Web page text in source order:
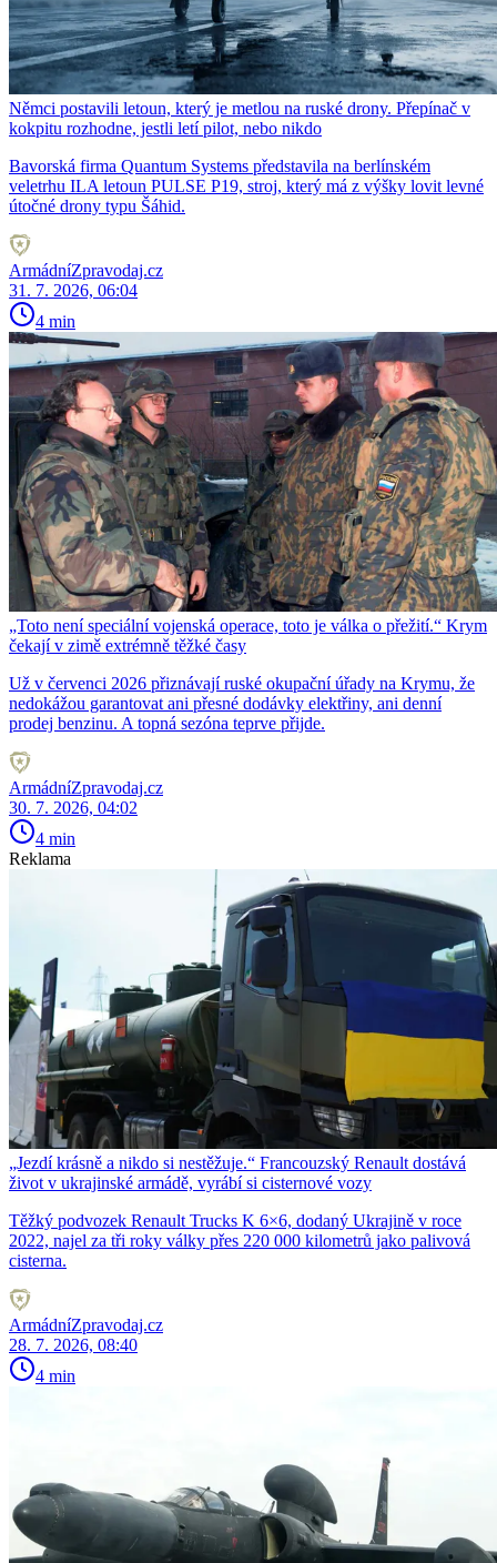
Němci postavili letoun, který je metlou na ruské drony. Přepínač v
kokpitu rozhodne, jestli letí pilot, nebo nikdo
Bavorská firma Quantum Systems představila na berlínském
veletrhu ILA letoun PULSE P19, stroj, který má z výšky lovit levné
útočné drony typu Šáhid.
ArmádníZpravodaj.cz
31. 7. 2026, 06:04
4 min
„Toto není speciální vojenská operace, toto je válka o přežití.“ Krym
čekají v zimě extrémně těžké časy
Už v červenci 2026 přiznávají ruské okupační úřady na Krymu, že
nedokážou garantovat ani přesné dodávky elektřiny, ani denní
prodej benzinu. A topná sezóna teprve přijde.
ArmádníZpravodaj.cz
30. 7. 2026, 04:02
4 min
Reklama
„Jezdí krásně a nikdo si nestěžuje.“ Francouzský Renault dostává
život v ukrajinské armádě, vyrábí si cisternové vozy
Těžký podvozek Renault Trucks K 6×6, dodaný Ukrajině v roce
2022, najel za tři roky války přes 220 000 kilometrů jako palivová
cisterna.
ArmádníZpravodaj.cz
28. 7. 2026, 08:40
4 min